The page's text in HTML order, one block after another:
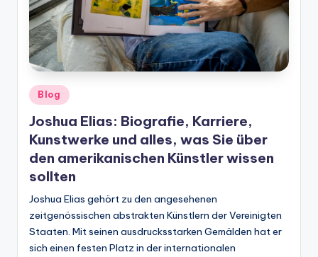
Posted
in
Blog
Joshua Elias: Biografie, Karriere,
Kunstwerke und alles, was Sie über
den amerikanischen Künstler wissen
sollten
Joshua Elias gehört zu den angesehenen
zeitgenössischen abstrakten Künstlern der Vereinigten
Staaten. Mit seinen ausdrucksstarken Gemälden hat er
sich einen festen Platz in der internationalen